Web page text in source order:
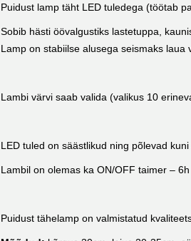
Puidust lamp täht LED tuledega (töötab
Sobib hästi öövalgustiks lastetuppa,
Lamp on stabiilse alusega seismaks
Lambi värvi saab valida (valikus 10
LED tuled on säästlikud ning põlevad
Lambil on olemas ka ON/OFF taimer –
Puidust tähelamp on valmistatud